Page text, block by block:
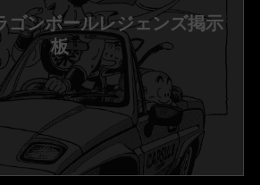
板